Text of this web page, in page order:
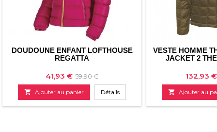
DOUDOUNE ENFANT LOFTHOUSE
REGATTA
Prix
41,93 € Prix
de
base
59,90 €
 Ajouter au panier Détails
VESTE HOMME
JACKET 2
Prix
132,93 €
 Ajouter au